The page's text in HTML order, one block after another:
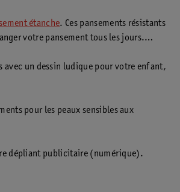
étanche. Ces pansements résistants
votre pansement tous les jours.
avec un dessin ludique pour votre enfant,
pour les peaux sensibles aux
dépliant publicitaire (numérique).